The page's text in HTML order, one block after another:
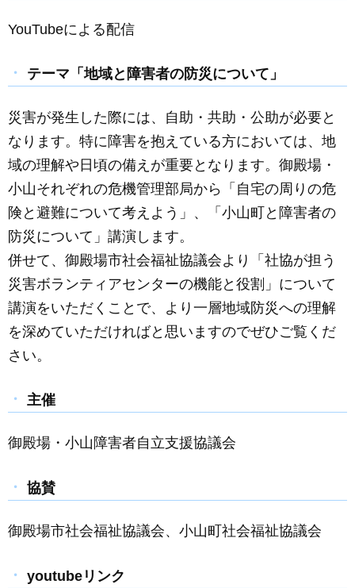
YouTubeによる配信
テーマ「地域と障害者の防災について」
災害が発生した際には、自助・共助・公助が必要と
なります。特に障害を抱えている方においては、地
域の理解や日頃の備えが重要となります。御殿場・
小山それぞれの危機管理部局から「自宅の周りの危
険と避難について考えよう」、「小山町と障害者の
防災について」講演します。
併せて、御殿場市社会福祉協議会より「社協が担う
災害ボランティアセンターの機能と役割」について
講演をいただくことで、より一層地域防災への理解
を深めていただければと思いますのでぜひご覧くだ
さい。
主催
御殿場・小山障害者自立支援協議会
協賛
御殿場市社会福祉協議会、小山町社会福祉協議会
youtubeリンク